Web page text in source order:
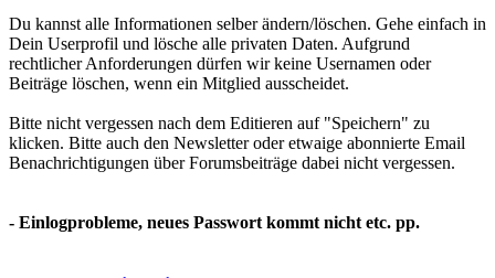
Du kannst alle Informationen selber ändern/löschen. Gehe einfach in
Dein Userprofil und lösche alle privaten Daten. Aufgrund
rechtlicher Anforderungen dürfen wir keine Usernamen oder
Beiträge löschen, wenn ein Mitglied ausscheidet.
Bitte nicht vergessen nach dem Editieren auf "Speichern" zu
klicken. Bitte auch den Newsletter oder etwaige abonnierte Email
Benachrichtigungen über Forumsbeiträge dabei nicht vergessen.
- Einlogprobleme, neues Passwort kommt nicht etc. pp.